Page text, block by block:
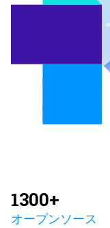
1300+
オープンソース